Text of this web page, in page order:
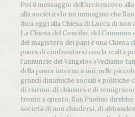
Poi il messaggio dell’Arcivescovo alla
alla società:«Io mi immagino che
dica oggi alla Chiesa di Lucca di non
La Chiesa del Concilio, del Cammino
del magistero dei papi è una Chiesa
paura di confrontarsi con la realtà
l'annuncio del Vangelo».«Vediamo
della paura intorno a noi, nelle
grandi dinamiche sociali e politiche
di riarmo, di chiusura e di
fronte a questo, San Paolino
società di non chiudersi, di